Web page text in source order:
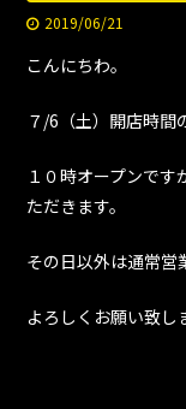
2019/06/21
こんにちわ。
７/6（土）開店時間
１０時オープンで
ただきます。
その日以外は通常営
よろしくお願い致し